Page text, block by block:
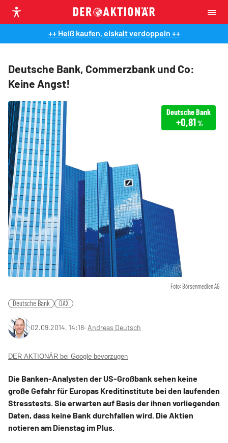
++ Heiß kaufen, eiskalt verdoppeln ++
Deutsche Bank, Commerzbank und Co:
Keine Angst!
Foto: Börsenmedien AG
Deutsche Bank
+0,81%
Deutsche Bank DAX
02.09.2014, 14:18‧ Andreas Deutsch
DER AKTIONÄR bei Google bevorzugen
Die Banken-Analysten der US-Großbank sehen keine
große Gefahr für Europas Kreditinstitute bei den laufenden
Stresstests. Sie erwarten auf Basis der ihnen vorliegenden
Daten, dass keine Bank durchfallen wird. Die Aktien
notieren am Dienstag im Plus.